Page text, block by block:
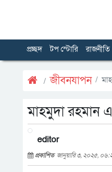
প্রচ্ছদ টপ স্টোরি রাজনীতি
জীবনযাপন
মাহমুদা রহমান
editor
প্রকাশিত জানুয়ারি ৩, ২০২৫,